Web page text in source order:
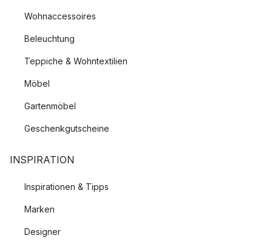
Wohnaccessoires
Beleuchtung
Teppiche & Wohntextilien
Möbel
Gartenmöbel
Geschenkgutscheine
INSPIRATION
Inspirationen & Tipps
Marken
Designer